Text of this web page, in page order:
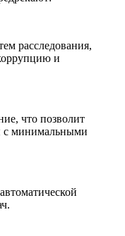
расследования,
и
что позволит
с минимальными